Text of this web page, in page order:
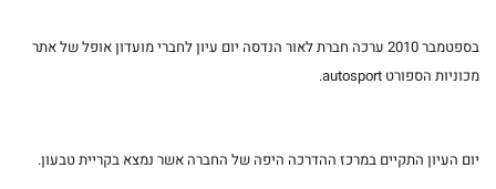
בספטמבר 2010 ערכה חברת לאור הנדסה יום עיון לחברי מועדון אופל של אתר
מכוניות הספורט autosport.
יום העיון התקיים במרכז ההדרכה היפה של החברה אשר נמצא בקריית טבעון.